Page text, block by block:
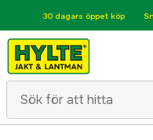
30 dagars öppet köp